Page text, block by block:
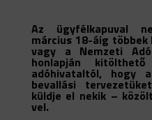
Az ügyfélkapuval
március 18-áig
vagy a Nemzeti
honlapján
adóhivataltól, hogy
bevallási
küldje el nekik –
vel.